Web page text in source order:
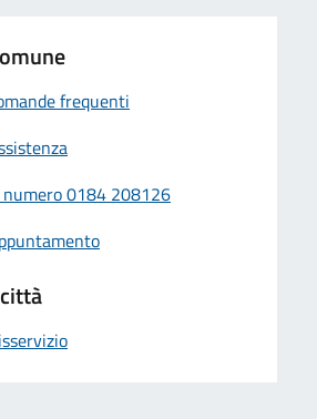
frequenti
numero 0184 208126